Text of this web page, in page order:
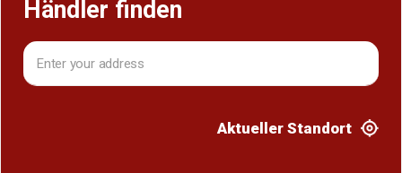
Händler finden
Aktueller Standort